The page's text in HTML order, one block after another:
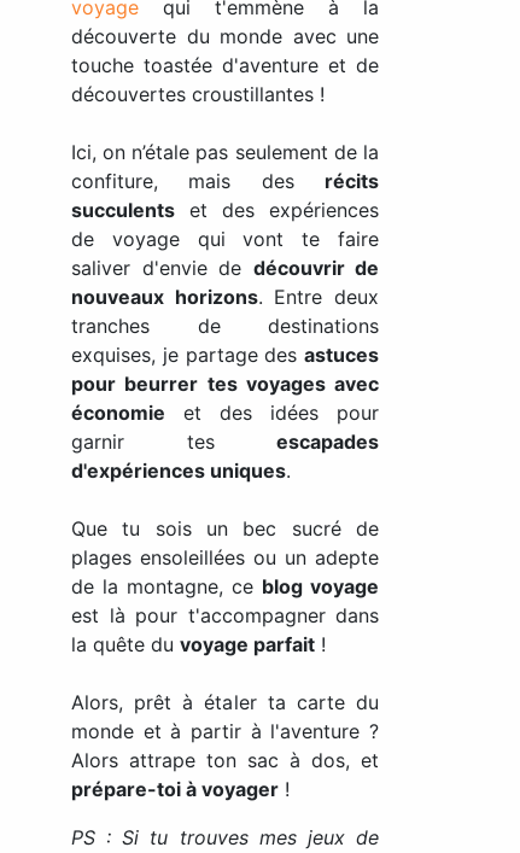
voyage qui t'emmène à la
découverte du monde avec une
touche toastée d'aventure et de
découvertes croustillantes !
Ici, on n’étale pas seulement de la
confiture, mais des récits
succulents et des expériences
de voyage qui vont te faire
saliver d'envie de découvrir de
nouveaux horizons. Entre deux
tranches de destinations
exquises, je partage des astuces
pour beurrer tes voyages avec
économie et des idées pour
garnir tes escapades
d'expériences uniques.
Que tu sois un bec sucré de
plages ensoleillées ou un adepte
de la montagne, ce blog voyage
est là pour t'accompagner dans
la quête du voyage parfait !
Alors, prêt à étaler ta carte du
monde et à partir à l'aventure ?
Alors attrape ton sac à dos, et
prépare-toi à voyager !
PS : Si tu trouves mes jeux de